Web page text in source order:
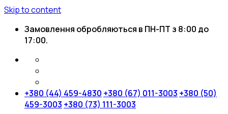
Skip to content
Замовлення обробляються в ПН-ПТ з 8:00 до
17:00.
+380 (44) 459-4830 +380 (67) 011-3003 +380 (50)
459-3003 +380 (73) 111-3003